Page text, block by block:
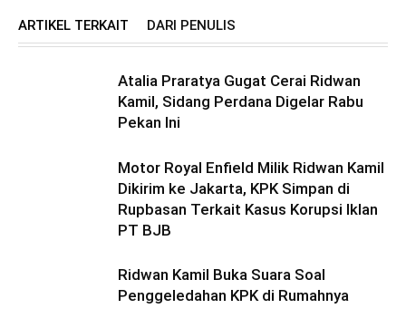
ARTIKEL TERKAIT DARI PENULIS
Atalia Praratya Gugat Cerai Ridwan
Kamil, Sidang Perdana Digelar Rabu
Pekan Ini
Motor Royal Enfield Milik Ridwan Kamil
Dikirim ke Jakarta, KPK Simpan di
Rupbasan Terkait Kasus Korupsi Iklan
PT BJB
Ridwan Kamil Buka Suara Soal
Penggeledahan KPK di Rumahnya